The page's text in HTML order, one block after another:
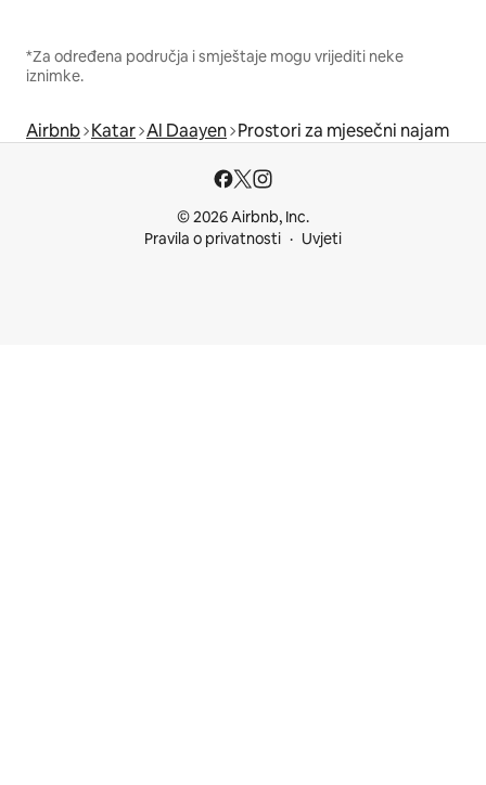
*Za određena područja i smještaje mogu vrijediti neke
iznimke.
Airbnb Katar Al Daayen Prostori za mjesečni najam
© 2026 Airbnb, Inc.
Pravila o privatnosti
Uvjeti